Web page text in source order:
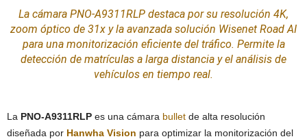
La cámara PNO-A9311RLP destaca por su resolución 4K,
zoom óptico de 31x y la avanzada solución Wisenet RoadAI
para una monitorización eficiente del tráfico. Permite la
detección de matrículas a larga distancia y el análisis de
vehículos en tiempo real.
La PNO-A9311RLP es una cámara bullet de alta resolución
diseñada por Hanwha Vision para optimizar la monitorización del